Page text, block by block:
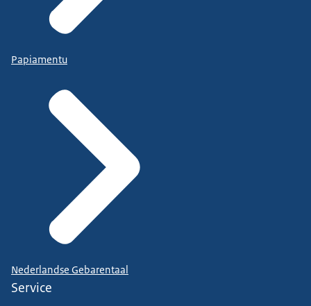
Papiamentu
Nederlandse Gebarentaal
Service